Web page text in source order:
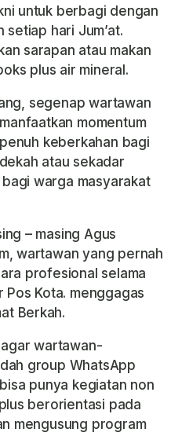
untuk berbagi dengan
hari Jum’at.
sarapan atau makan
plus air mineral.
segenap wartawan
momentum
keberkahan bagi
atau sekadar
warga masyarakat
– masing Agus
wartawan yang pernah
profesional selama
Kota. menggagas
Berkah.
wartawan-
group WhatsApp
punya kegiatan non
berorientasi pada
mengusung program